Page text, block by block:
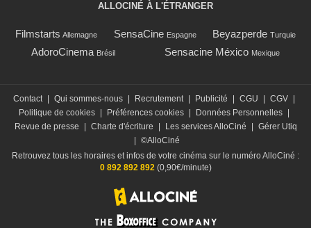
ALLOCINÉ À L'ÉTRANGER
Filmstarts Allemagne SensaCine Espagne Beyazperde Turquie
AdoroCinema Brésil Sensacine México Mexique
Contact Qui sommes-nous Recrutement Publicité CGU CGV
Politique de cookies
Préférences cookies Données Personnelles
Revue de presse
Charte d'écriture Les services AlloCiné
Gérer Utiq
©AlloCiné
Retrouvez tous les horaires et infos de votre cinéma sur le numéro AlloCiné :
0 892 892 892(0,90€/minute)